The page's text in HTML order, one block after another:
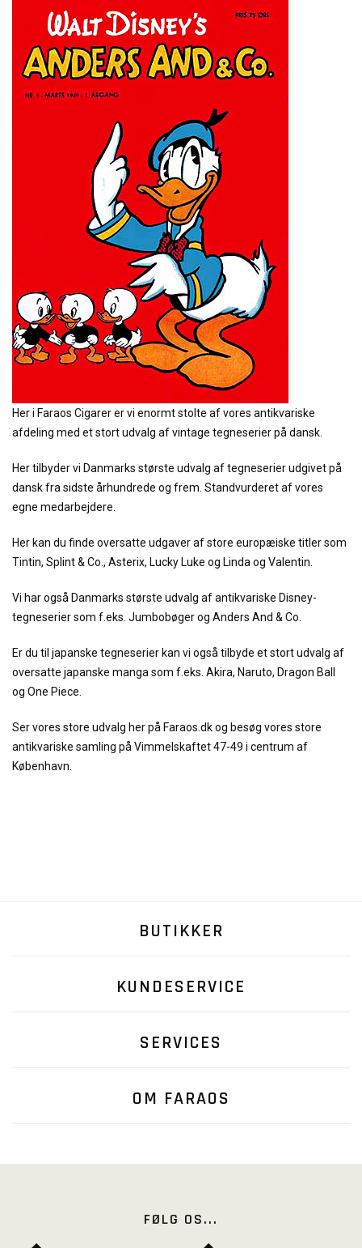
Her i Faraos Cigarer er vi enormt stolte af vores antikvariske
afdeling med et stort udvalg af vintage tegneserier på dansk.
Her tilbyder vi Danmarks største udvalg af tegneserier udgivet på
dansk fra sidste århundrede og frem. Standvurderet af vores
egne medarbejdere.
Her kan du finde oversatte udgaver af store europæiske titler som
Tintin, Splint & Co., Asterix, Lucky Luke og Linda og Valentin.
Vi har også Danmarks største udvalg af antikvariske Disney-
tegneserier som f.eks. Jumbobøger og Anders And & Co.
Er du til japanske tegneserier kan vi også tilbyde et stort udvalg af
oversatte japanske manga som f.eks. Akira, Naruto, Dragon Ball
og One Piece.
Ser vores store udvalg her på Faraos.dk og besøg vores store
antikvariske samling på Vimmelskaftet 47-49 i centrum af
København.
BUTIKKER
KUNDESERVICE
SERVICES
OM FARAOS
FØLG OS...